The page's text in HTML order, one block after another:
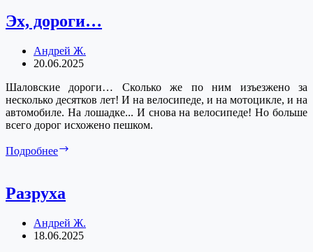
Эх, дороги…
Андрей Ж.
20.06.2025
Шаловские дороги… Сколько же по ним изъезжено за
несколько десятков лет! И на велосипеде, и на мотоцикле, и на
автомобиле. На лошадке... И снова на велосипеде! Но больше
всего дорог исхожено пешком.
Подробнее
Разруха
Андрей Ж.
18.06.2025